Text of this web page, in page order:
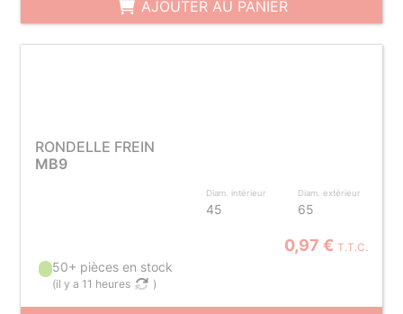
AJOUTER AU PANIER
RONDELLE FREIN
MB9
Diam. intérieur
45
Diam. extérieur
65
0,97 € T.T.C.
50+ pièces en stock
(il y a 11 heures )